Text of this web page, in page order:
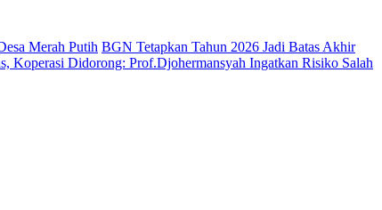
Merah Putih BGN Tetapkan Tahun 2026 Jadi Batas Akhir
Koperasi Didorong: Prof.Djohermansyah Ingatkan Risiko Salah